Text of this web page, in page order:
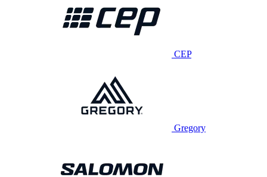
CEP
Gregory